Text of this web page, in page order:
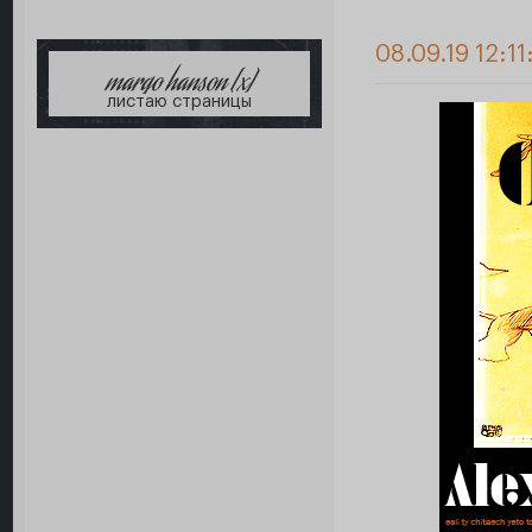
margo hanson [x]
листаю страницы
08.09.19